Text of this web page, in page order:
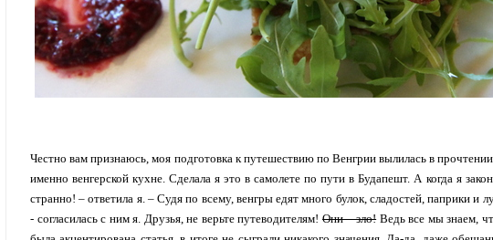
Честно вам признаюсь, моя подготовка к путешествию по Венгрии вылилась в
именно венгерской кухне. Сделала я это в самолете по пути в Будапешт. А когда я
странно! – ответила я. – Судя по всему, венгры едят много булок, сладостей, паприки
- согласилась с ним я. Друзья, не верьте путеводителям! Они – зло!Ведь все мы знаем,